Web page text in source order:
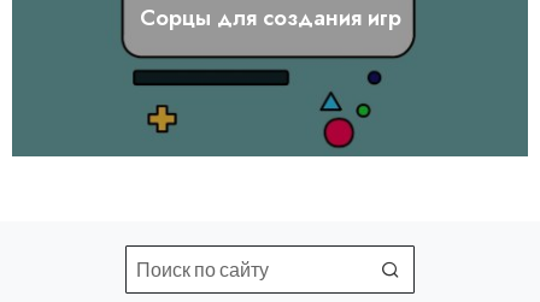
Сорцы для создания игр